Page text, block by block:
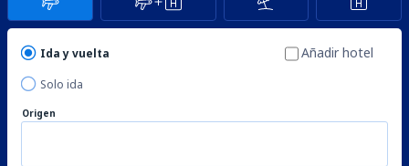
Ida y vuelta
Solo ida
Añadir hotel
Origen